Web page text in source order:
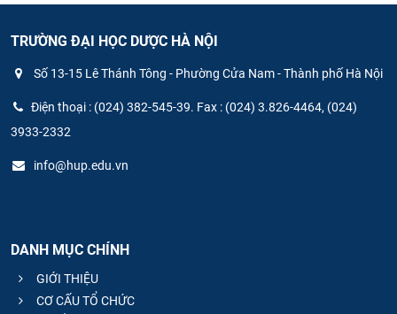
TRƯỜNG ĐẠI HỌC DƯỢC HÀ NỘI
Số 13-15 Lê Thánh Tông - Phường Cửa Nam - Thành phố Hà Nội
Điện thoại : (024) 382-545-39. Fax : (024) 3.826-4464, (024)
3933-2332
info@hup.edu.vn
DANH MỤC CHÍNH
GIỚI THIỆU
CƠ CẤU TỔ CHỨC